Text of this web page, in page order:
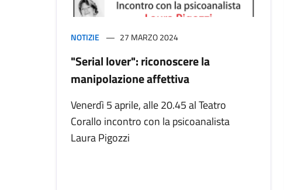
NOTIZIE 27 MARZO 2024
"Serial lover": riconoscere la
manipolazione affettiva
Venerdì 5 aprile, alle 20.45 al Teatro
Corallo incontro con la psicoanalista
Laura Pigozzi